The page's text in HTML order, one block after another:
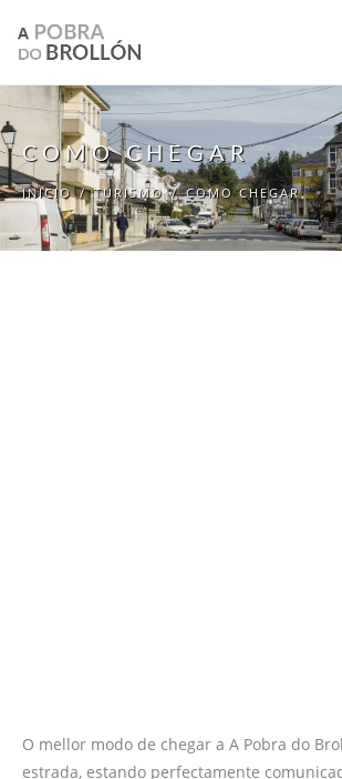
COMO CHEGAR
INICIO / TURISMO / COMO CHEGAR
O mellor modo de chegar a A Pobra do
estrada, estando perfectamente